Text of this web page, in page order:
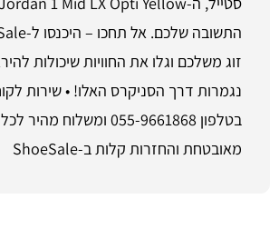
זוג משלכם וגלו את החוויות שיכולות
נגמרות דרך הסניקרס האלו! • שירות
בטלפון 055-9661868
מאובטחת והחזרות קלות ב-ShoeSale